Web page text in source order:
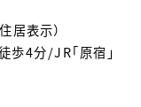
居表示）
歩4分/JR「原宿」